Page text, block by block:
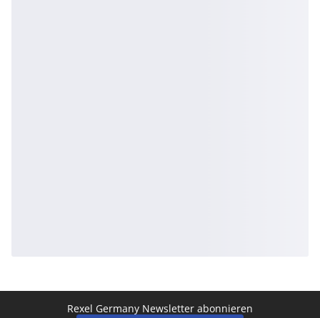
Rexel Germany Newsletter abonnieren